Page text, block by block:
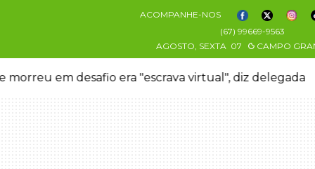
ACOMPANHE-NOS
(67) 99669-9563
AGOSTO, SEXTA 07 CAMPO
morreu em desafio era "escrava virtual", diz delegada